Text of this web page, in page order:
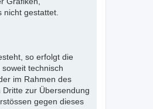
gestattet.
so erfolgt die
technisch
im Rahmen des
zur Übersendung
gegen dieses